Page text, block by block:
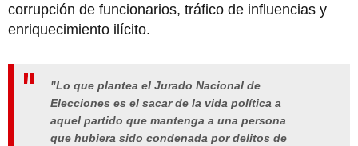
corrupción de funcionarios, tráfico de influencias y
enriquecimiento ilícito.
"Lo que plantea el Jurado Nacional de
Elecciones es el sacar de la vida política a
aquel partido que mantenga a una persona
que hubiera sido condenada por delitos de